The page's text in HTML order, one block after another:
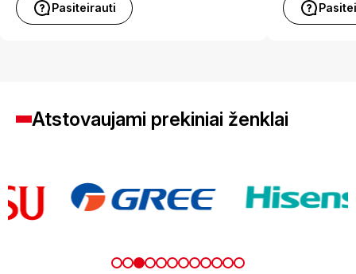
Pasiteirauti
Atstovaujami prekiniai ženklai